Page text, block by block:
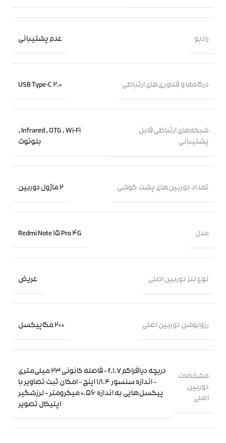
رادیو عدم پشتیبانی
درگاه‌ها و فناوری‌های ارتباطی USB Type-C 2.0
شبکه‌های ارتباطی قابل
پشتیبانی
Infrared,OTG,Wi-Fi
,
بلوتوث
تعداد دوربین‌های پشت گوشی 2 ماژول دوربین
مدل Redmi Note 15 Pro 4G
نوع لنز دوربین اصلی عریض
رزولوشن دوربین اصلی 200 مگاپیکسل
مشخصات
دوربین
اصلی
دریچه دیافراگم f.1.7 – فاصله کانونی 23 میلی‌متری
– اندازه سنسور 1/1.4 اینچ – امکان ثبت تصاویر با
پیکسل‌هایی به اندازه 0.56 میکرومتر – لرزشگیر
اپتیکال تصویر